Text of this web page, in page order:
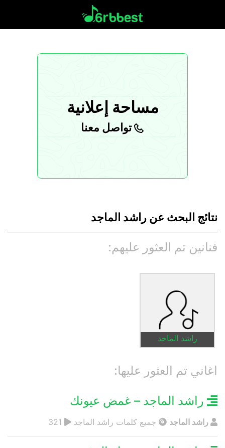
مساحة إعلانية
تواصل معنا
نتائج البحث عن راشد الماجد
فنانين تم العثور عليهم:
راشد الماجد
اغاني تم العثور عليها:
راشد الماجد – غمض عيونك
راشد الماجد جميع كلمات راشد الماجد